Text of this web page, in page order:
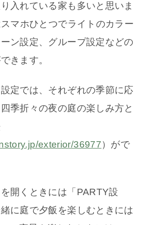
入れている家も多いと思いま
マホひとつでライトのカラー
ン設定、グループ設定などの
きます。
定では、それぞれの季節に応
季折々の夜の庭の楽しみ方と
exterior/36977）がで
開くときには「PARTY設
に庭で夕飯を楽しむときには